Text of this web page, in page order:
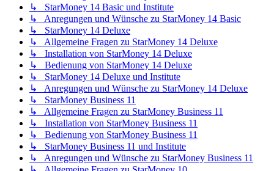
↳ StarMoney 14 Basic und Institute
↳ Anregungen und Wünsche zu StarMoney 14 Basic
↳ StarMoney 14 Deluxe
↳ Allgemeine Fragen zu StarMoney 14 Deluxe
↳ Installation von StarMoney 14 Deluxe
↳ Bedienung von StarMoney 14 Deluxe
↳ StarMoney 14 Deluxe und Institute
↳ Anregungen und Wünsche zu StarMoney 14 Deluxe
↳ StarMoney Business 11
↳ Allgemeine Fragen zu StarMoney Business 11
↳ Installation von StarMoney Business 11
↳ Bedienung von StarMoney Business 11
↳ StarMoney Business 11 und Institute
↳ Anregungen und Wünsche zu StarMoney Business 11